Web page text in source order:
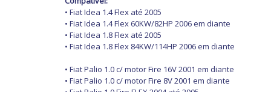
• FiatIdea 1.4 Flex até 2005
• FiatIdea 1.4 Flex 60KW/82HP 2006 em diante
• FiatIdea 1.8 Flex até 2005
• FiatIdea 1.8 Flex 84KW/114HP 2006 em diante
• FiatPalio 1.0 c/ motor Fire 16V 2001 em diante
• FiatPalio 1.0 c/ motor Fire 8V 2001 em diante